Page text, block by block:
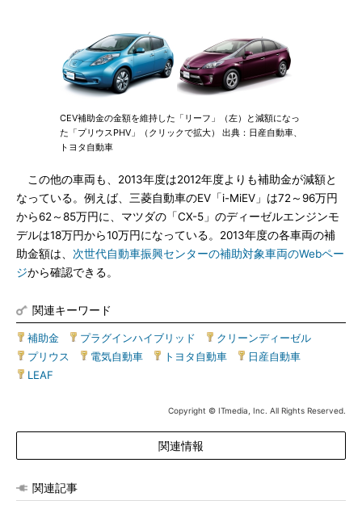
CEV補助金の金額を維持した「リーフ」（左）と減額になっ
た「プリウスPHV」（クリックで拡大） 出典：日産自動車、
トヨタ自動車
この他の車両も、2013年度は2012年度よりも補助金が減額と
なっている。例えば、三菱自動車のEV「i-MiEV」は72～96万円
から62～85万円に、マツダの「CX-5」のディーゼルエンジンモ
デルは18万円から10万円になっている。2013年度の各車両の補
助金額は、 次世代自動車振興センターの補助対象車両のWebペー
ジから確認できる。
関連キーワード
補助金 プラグインハイブリッド クリーンディーゼル
プリウス
電気自動車 トヨタ自動車 日産自動車
LEAF
Copyright © ITmedia, Inc. All Rights Reserved.
関連情報
関連記事